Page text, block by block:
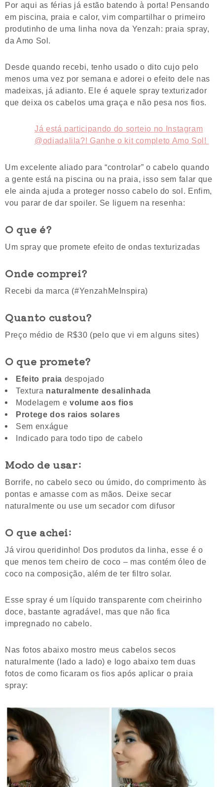
Por aqui as férias já estão batendo à porta! Pensando
em piscina, praia e calor, vim compartilhar o primeiro
produtinho de uma linha nova da Yenzah: praia spray,
da Amo Sol.
Desde quando recebi, tenho usado o dito cujo pelo
menos uma vez por semana e adorei o efeito dele nas
madeixas, já adianto. Ele é aquele spray texturizador
que deixa os cabelos uma graça e não pesa nos fios.
Já está participando do sorteio no Instagram
@odiadalila?! Ganhe o kit completo Amo Sol!
Um excelente aliado para “controlar” o cabelo quando
a gente está na piscina ou na praia, isso sem falar que
ele ainda ajuda a proteger nosso cabelo do sol. Enfim,
vou parar de dar spoiler. Se liguem na resenha:
O que é?
Um spray que promete efeito de ondas texturizadas
Onde comprei?
Recebi da marca (#YenzahMeInspira)
Quanto custou?
Preço médio de R$30 (pelo que vi em alguns sites)
O que promete?
Efeito praia despojado
Textura naturalmente desalinhada
Modelagem e volume aos fios
Protege dos raios solares
Sem enxágue
Indicado para todo tipo de cabelo
Modo de usar:
Borrife, no cabelo seco ou úmido, do comprimento às
pontas e amasse com as mãos. Deixe secar
naturalmente ou use um secador com difusor
O que achei:
Já virou queridinho! Dos produtos da linha, esse é o
que menos tem cheiro de coco – mas contém óleo de
coco na composição, além de ter filtro solar.
Esse spray é um líquido transparente com cheirinho
doce, bastante agradável, mas que não fica
impregnado no cabelo.
Nas fotos abaixo mostro meus cabelos secos
naturalmente (lado a lado) e logo abaixo tem duas
fotos de como ficaram os fios após aplicar o praia
spray: